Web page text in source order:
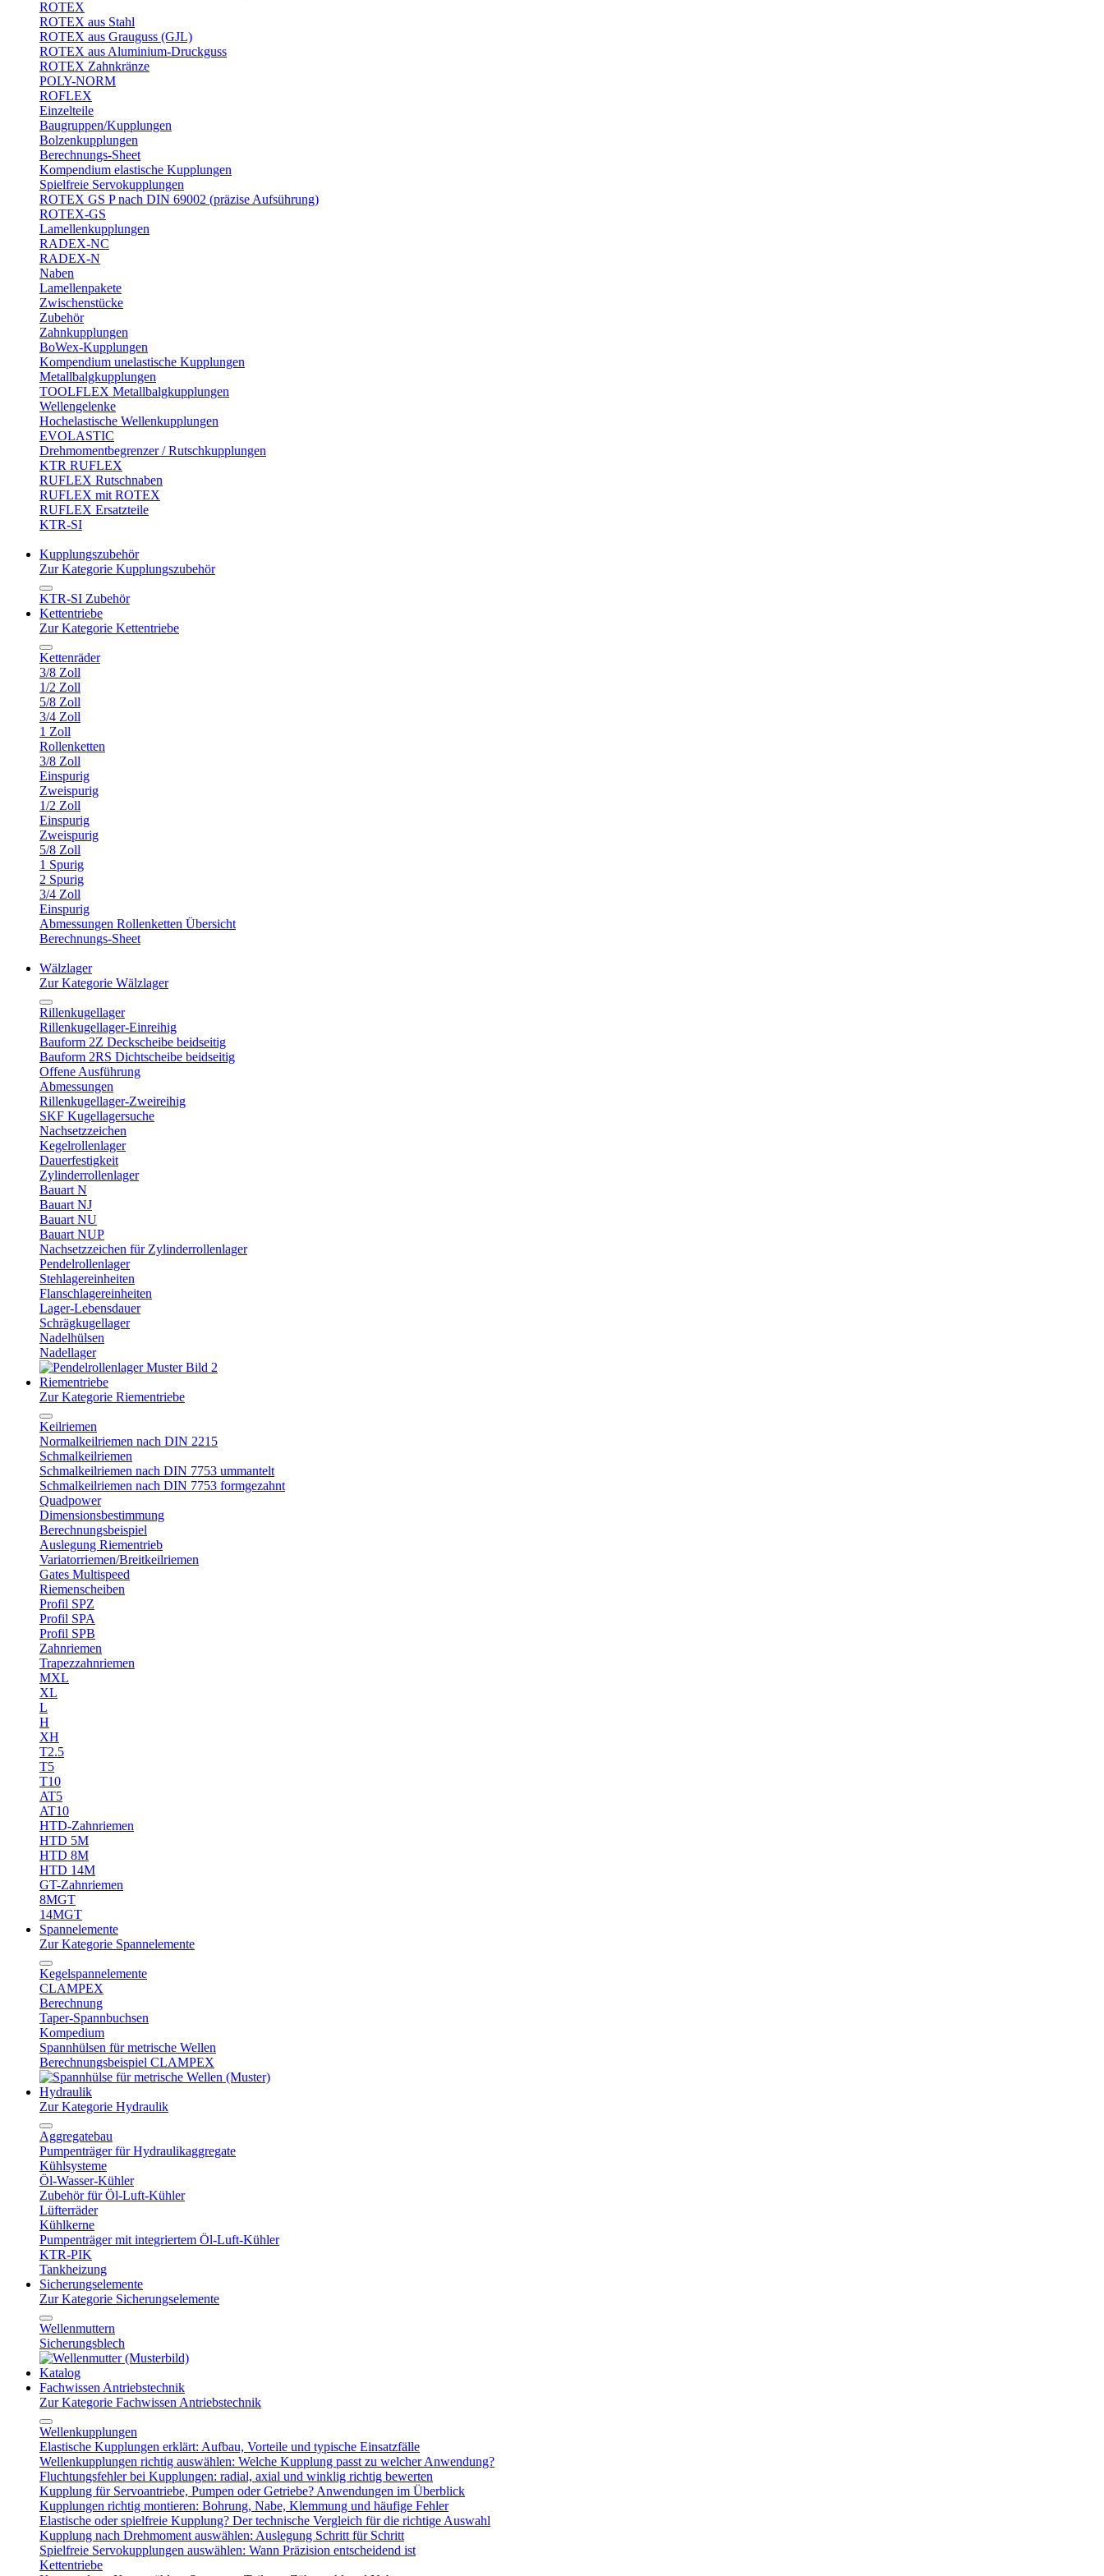
ROTEX
ROTEX aus Stahl
ROTEX aus Grauguss (GJL)
ROTEX aus Aluminium-Druckguss
ROTEX Zahnkränze
POLY-NORM
ROFLEX
Einzelteile
Baugruppen/Kupplungen
Bolzenkupplungen
Berechnungs-Sheet
Kompendium elastische Kupplungen
Spielfreie Servokupplungen
ROTEX GS P nach DIN 69002 (präzise Aufsührung)
ROTEX-GS
Lamellenkupplungen
RADEX-NC
RADEX-N
Naben
Lamellenpakete
Zwischenstücke
Zubehör
Zahnkupplungen
BoWex-Kupplungen
Kompendium unelastische Kupplungen
Metallbalgkupplungen
TOOLFLEX Metallbalgkupplungen
Wellengelenke
Hochelastische Wellenkupplungen
EVOLASTIC
Drehmomentbegrenzer / Rutschkupplungen
KTR RUFLEX
RUFLEX Rutschnaben
RUFLEX mit ROTEX
RUFLEX Ersatzteile
KTR-SI
Kupplungszubehör
Zur Kategorie Kupplungszubehör
KTR-SI Zubehör
Kettentriebe
Zur Kategorie Kettentriebe
Kettenräder
3/8 Zoll
1/2 Zoll
5/8 Zoll
3/4 Zoll
1 Zoll
Rollenketten
3/8 Zoll
Einspurig
Zweispurig
1/2 Zoll
Einspurig
Zweispurig
5/8 Zoll
1 Spurig
2 Spurig
3/4 Zoll
Einspurig
Abmessungen Rollenketten Übersicht
Berechnungs-Sheet
Wälzlager
Zur Kategorie Wälzlager
Rillenkugellager
Rillenkugellager-Einreihig
Bauform 2Z Deckscheibe beidseitig
Bauform 2RS Dichtscheibe beidseitig
Offene Ausführung
Abmessungen
Rillenkugellager-Zweireihig
SKF Kugellagersuche
Nachsetzzeichen
Kegelrollenlager
Dauerfestigkeit
Zylinderrollenlager
Bauart N
Bauart NJ
Bauart NU
Bauart NUP
Nachsetzzeichen für Zylinderrollenlager
Pendelrollenlager
Stehlagereinheiten
Flanschlagereinheiten
Lager-Lebensdauer
Schrägkugellager
Nadelhülsen
Nadellager
Riementriebe
Zur Kategorie Riementriebe
Keilriemen
Normalkeilriemen nach DIN 2215
Schmalkeilriemen
Schmalkeilriemen nach DIN 7753 ummantelt
Schmalkeilriemen nach DIN 7753 formgezahnt
Quadpower
Dimensionsbestimmung
Berechnungsbeispiel
Auslegung Riementrieb
Variatorriemen/Breitkeilriemen
Gates Multispeed
Riemenscheiben
Profil SPZ
Profil SPA
Profil SPB
Zahnriemen
Trapezzahnriemen
MXL
XL
L
H
XH
T2.5
T5
T10
AT5
AT10
HTD-Zahnriemen
HTD 5M
HTD 8M
HTD 14M
GT-Zahnriemen
8MGT
14MGT
Spannelemente
Zur Kategorie Spannelemente
Kegelspannelemente
CLAMPEX
Berechnung
Taper-Spannbuchsen
Kompedium
Spannhülsen für metrische Wellen
Berechnungsbeispiel CLAMPEX
Hydraulik
Zur Kategorie Hydraulik
Aggregatebau
Pumpenträger für Hydraulikaggregate
Kühlsysteme
Öl-Wasser-Kühler
Zubehör für Öl-Luft-Kühler
Lüfterräder
Kühlkerne
Pumpenträger mit integriertem Öl-Luft-Kühler
KTR-PIK
Tankheizung
Sicherungselemente
Zur Kategorie Sicherungselemente
Wellenmuttern
Sicherungsblech
Katalog
Fachwissen Antriebstechnik
Zur Kategorie Fachwissen Antriebstechnik
Wellenkupplungen
Elastische Kupplungen erklärt: Aufbau, Vorteile und typische Einsatzfälle
Wellenkupplungen richtig auswählen: Welche Kupplung passt zu welcher Anwendung?
Fluchtungsfehler bei Kupplungen: radial, axial und winklig richtig bewerten
Kupplung für Servoantriebe, Pumpen oder Getriebe? Anwendungen im Überblick
Kupplungen richtig montieren: Bohrung, Nabe, Klemmung und häufige Fehler
Elastische oder spielfreie Kupplung? Der technische Vergleich für die richtige Auswahl
Kupplung nach Drehmoment auswählen: Auslegung Schritt für Schritt
Spielfreie Servokupplungen auswählen: Wann Präzision entscheidend ist
Kettentriebe